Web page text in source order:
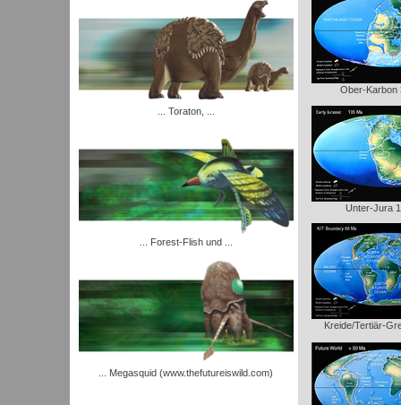
... Toraton, ...
... Forest-Flish und ...
... Megasquid (www.thefutureiswild.com)
Ober-Karbon
Unter-Jura
Kreide/Tertiär-